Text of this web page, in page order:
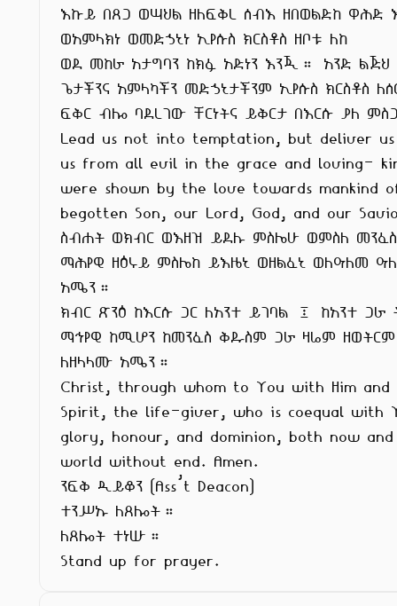
እኩይ በጸጋ ወሣህል ዘለፍቅረ ሰብእ ዘበወልድከ ዋሕድ
ወአምላክነ ወመድኃኒነ ኢየሱስ ክርስቶስ ዘቦቱ ለከ
ወደ መከራ አታግባን ከክፉ አድነን እንጂ። አንድ ልጅህ
ጌታችንና አምላካችን መድኃኒታችንም ኢየሱስ ክርስቶስ
ፍቅር ብሎ ባደረገው ቸርነትና ይቅርታ በእርሱ ያለ
Lead us not into temptation, but deliver us
us from all evil in the grace and loving-
were shown by the love towards mankind
begotten Son, our Lord, God, and our
ስብሐት ወክብር ወእዘዝ ይደሉ ምስሌሁ ወምስለ
ማሕየዊ ዘዕሩይ ምስሌከ ይእዜኒ ወዘልፈኒ ወለዓለመ
አሜን።
ክብር ጽንዕ ከእርሱ ጋር ለአንተ ይገባል ፤ ከአንተ ጋራ
ማኅየዊ ከሚሆን ከመንፈስ ቅዱስም ጋራ ዛሬም ዘወትርም
ለዘላላሙ አሜን።
Christ, through whom to You with Him
Spirit, the life-giver, who is coequal with
glory, honour, and dominion, both now
world without end. Amen.
ንፍቅ ዲይቆን (Ass’t Deacon)
ተንሥኡ ለጸሎት።
ለጸሎት ተነሡ።
Stand up for prayer.